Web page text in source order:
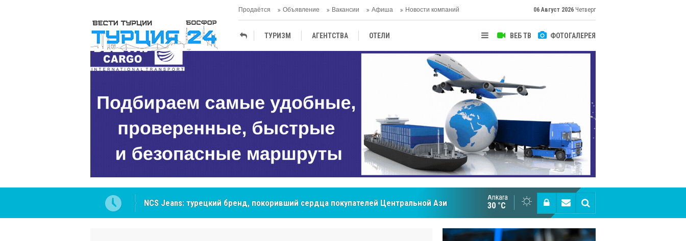
Продаётся Объявление Вакансии Афиша Новости компаний 06 Август 2026 Четверг
ВЕБ ТВ ФОТОГАЛЕРЕЯ
ТУРИЗМ АГЕНTСТВА ОТЕЛИ
Cottonhill покоряет мировые рынки Великий Шёлковый путь объединяет таланты в
Ankara
30 °C